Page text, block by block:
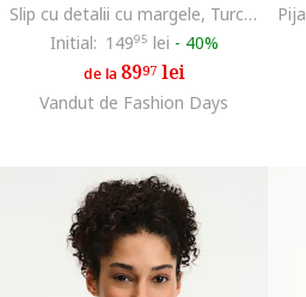
Slip cu detalii cu margele, Turcoaz
Initial: 14995 lei - 40%
de la 8997lei
Vandut de Fashion Days